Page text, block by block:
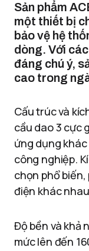
Sản phẩm
một thiết bị
bảo vệ hệ
dòng. Với
đáng chú ý,
cao trong
Cấu trúc và
cầu dao 3 cực
ứng dụng
công nghiệp.
chọn phổ
điện khác
Độ bền và khả
mức lên đến